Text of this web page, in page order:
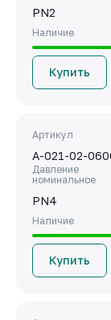
PN2
Наличие
Купить
Артикул
A-021-02-
Давление
номинальное
PN4
Наличие
Купить